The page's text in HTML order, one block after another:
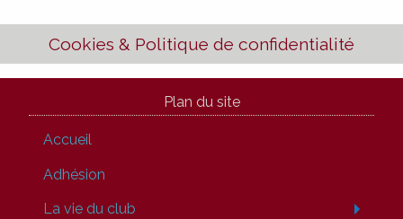
Cookies & Politique de confidentialité
Plan du site
Accueil
Adhésion
La vie du club